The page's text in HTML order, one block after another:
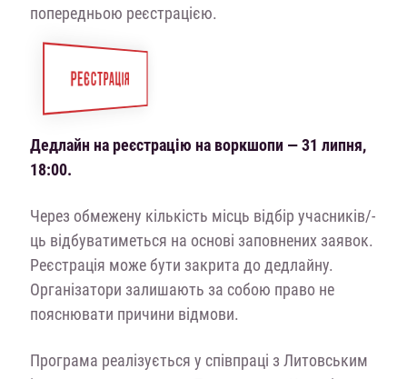
попередньою реєстрацією.
РЕЄСТРАЦІЯ
Дедлайн на реєстрацію на воркшопи — 31 липня,
18:00.
Через обмежену кількість місць відбір учасників/-
ць відбуватиметься на основі заповнених заявок.
Реєстрація може бути закрита до дедлайну.
Організатори залишають за собою право не
пояснювати причини відмови.
Програма реалізується у співпраці з Литовським